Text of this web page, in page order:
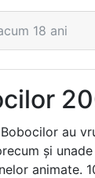
18 ani
au
şi
animate.